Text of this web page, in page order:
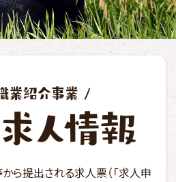
ら提出される求人票（「求人申